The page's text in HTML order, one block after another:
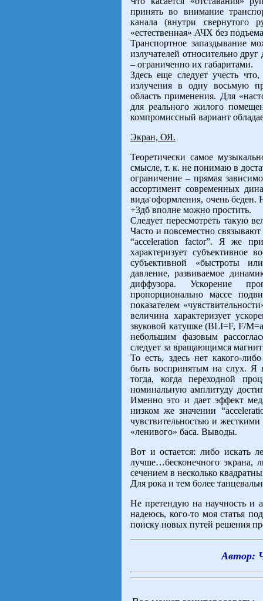
принять во внимание
канала (внутри
«естественная» АЧХ без
Транспортное запаздывание
излучателей относительно
– ограниченно их габаритами.
Здесь еще следует учесть
излучения в одну восьмую
область применения. Для
для реального жилого
компромиссный вариант
Экран, ОЯ.
Теоретически самое
смысле, т. к. не понимаю в
ограничение – прямая
ассортимент современных
вида оформления, очень
+3дб вполне можно простить.
Следует пересмотреть такую
Часто и повсеместно
“acceleration factor”. Я же
характеризует субъективное
субъективной «быстроты
давление, развиваемое
диффузора. Ускорение
пропорционально массе
показателем
величина характеризует
звуковой катушке (BLI=F, F/
небольшим фазовым
следует за вращающимся
То есть, здесь нет какого-
быть воспринятым на слух. Я
тогда, когда переходной
номинальную амплитуду
Именно это и дает эффект
низком же значении
чувствительностью и
«ленивого» баса. Выводы.
Вот и остается: либо искать
лучше…бесконечного экрана,
сечением в несколько
Для рока и тем более
Не претендую на научность и
надеюсь, кого-то моя статья
поиску новых путей решения
Автор: